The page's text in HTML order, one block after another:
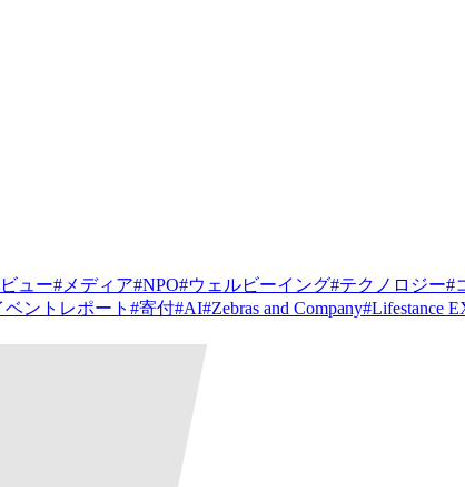
ュー# メディア#NPO#ウェルビーイング#テクノロジー#
ベントレポート #寄付#AI#Zebras and Company#Lifestance